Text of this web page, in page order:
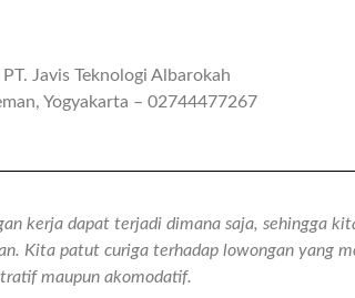
Javis Teknologi Albarokah
Yogyakarta – 02744477267
kerja dapat terjadi dimana saja, sehingga
Kita patut curiga terhadap lowongan yang
maupun akomodatif.